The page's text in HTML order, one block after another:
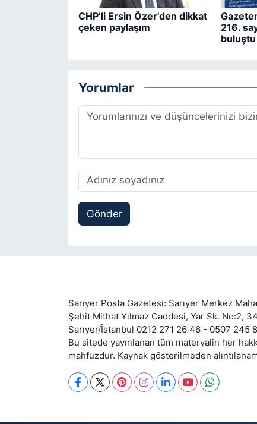
CHP’li Ersin Özer'den dikkat
çeken paylaşım
216.
buluştu
Yorumlar
Gönder
Sarıyer Posta Gazetesi: Sarıyer Merkez
Şehit Mithat Yılmaz Caddesi, Yar Sk. No:2,
Sarıyer/İstanbul 0212 271 26 46 - 0507 245
Bu sitede yayınlanan tüm materyalin her
mahfuzdur. Kaynak gösterilmeden